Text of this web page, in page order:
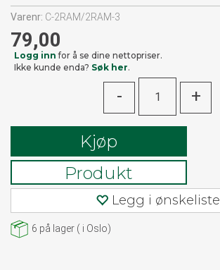
Varenr: C-2RAM/2RAM-3
79,00
Logg inn for å se dine nettopriser.
Ikke kunde enda? Søk her.
- +
Kjøp
Produkt
Legg i ønskeliste
6 på lager ( i Oslo)